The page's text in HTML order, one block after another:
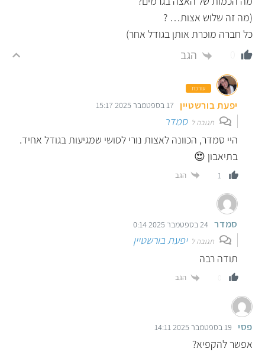
(מה זה שלוש אצות… ?
כל חברה מוכרת אותן בגודל אחר)
הגב
עורכת
יפעת בורשטיין 17 בספטמבר 2025 15:17
תגובה לסמדר
היי סמדר, הכוונה לאצות נורי לסושי שמגיעות בגודל אחיד.
בתיאבון 😍
1 הגב
סמדר 24 בספטמבר 2025 0:14
תגובה ליפעת בורשטיין
תודה רבה
הגב
פסי 19 בספטמבר 2025 14:11
אפשר להקפיא?